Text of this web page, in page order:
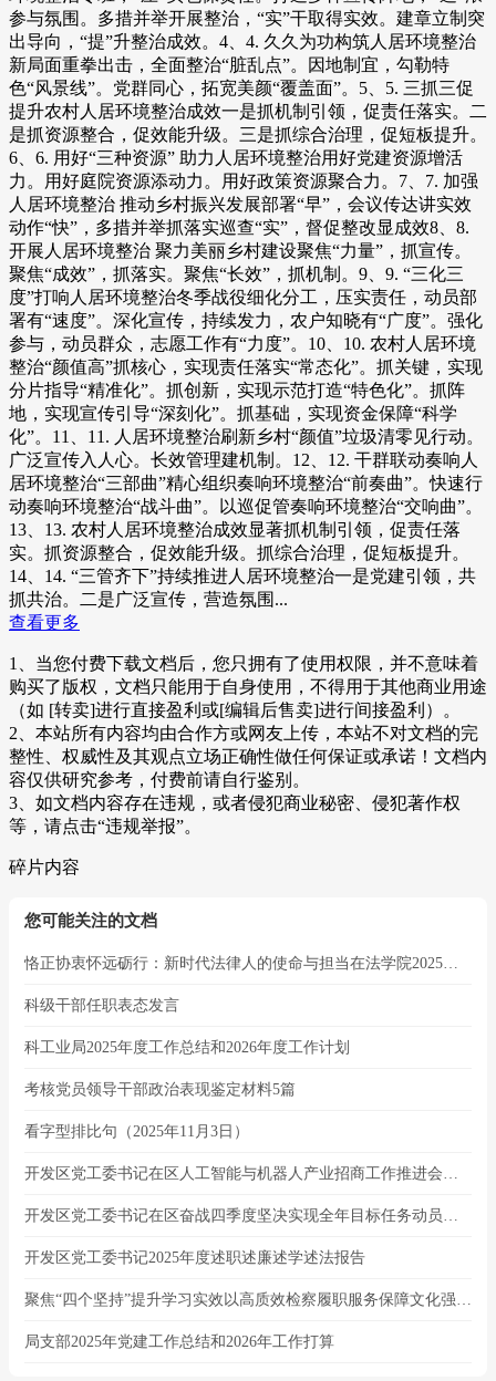
参与氛围。多措并举开展整治，“实”干取得实效。建章立制突
出导向，“提”升整治成效。4、4. 久久为功构筑人居环境整治
新局面重拳出击，全面整治“脏乱点”。因地制宜，勾勒特
色“风景线”。党群同心，拓宽美颜“覆盖面”。5、5. 三抓三促
提升农村人居环境整治成效一是抓机制引领，促责任落实。二
是抓资源整合，促效能升级。三是抓综合治理，促短板提升。
6、6. 用好“三种资源” 助力人居环境整治用好党建资源增活
力。用好庭院资源添动力。用好政策资源聚合力。7、7. 加强
人居环境整治 推动乡村振兴发展部署“早”，会议传达讲实效
动作“快”，多措并举抓落实巡查“实”，督促整改显成效8、8.
开展人居环境整治 聚力美丽乡村建设聚焦“力量”，抓宣传。
聚焦“成效”，抓落实。聚焦“长效”，抓机制。9、9. “三化三
度”打响人居环境整治冬季战役细化分工，压实责任，动员部
署有“速度”。深化宣传，持续发力，农户知晓有“广度”。强化
参与，动员群众，志愿工作有“力度”。10、10. 农村人居环境
整治“颜值高”抓核心，实现责任落实“常态化”。抓关键，实现
分片指导“精准化”。抓创新，实现示范打造“特色化”。抓阵
地，实现宣传引导“深刻化”。抓基础，实现资金保障“科学
化”。11、11. 人居环境整治刷新乡村“颜值”垃圾清零见行动。
广泛宣传入人心。长效管理建机制。12、12. 干群联动奏响人
居环境整治“三部曲”精心组织奏响环境整治“前奏曲”。快速行
动奏响环境整治“战斗曲”。以巡促管奏响环境整治“交响曲”。
13、13. 农村人居环境整治成效显著抓机制引领，促责任落
实。抓资源整合，促效能升级。抓综合治理，促短板提升。
14、14. “三管齐下”持续推进人居环境整治一是党建引领，共
抓共治。二是广泛宣传，营造氛围...
查看更多
1、当您付费下载文档后，您只拥有了使用权限，并不意味着
购买了版权，文档只能用于自身使用，不得用于其他商业用途
（如 [转卖]进行直接盈利或[编辑后售卖]进行间接盈利）。
2、本站所有内容均由合作方或网友上传，本站不对文档的完
整性、权威性及其观点立场正确性做任何保证或承诺！文档内
容仅供研究参考，付费前请自行鉴别。
3、如文档内容存在违规，或者侵犯商业秘密、侵犯著作权
等，请点击“违规举报”。
碎片内容
您可能关注的文档
科级干部任职表态发言
科工业局2025年度工作总结和2026年度工作计划
考核党员领导干部政治表现鉴定材料5篇
看字型排比句（2025年11月3日）
开发区党工委书记2025年度述职述廉述学述法报告
局支部2025年党建工作总结和2026年工作打算